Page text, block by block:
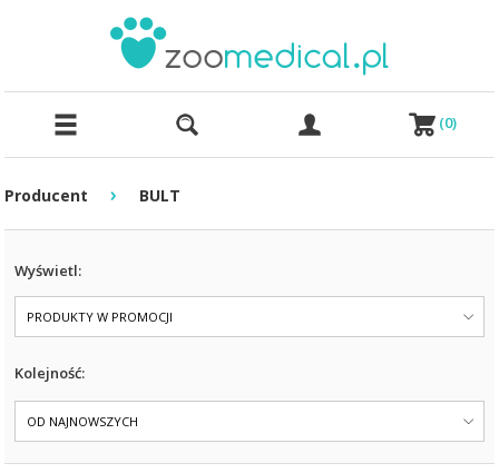
(0)
Producent › BULT
Wyświetl:
PRODUKTY W PROMOCJI
Kolejność:
OD NAJNOWSZYCH